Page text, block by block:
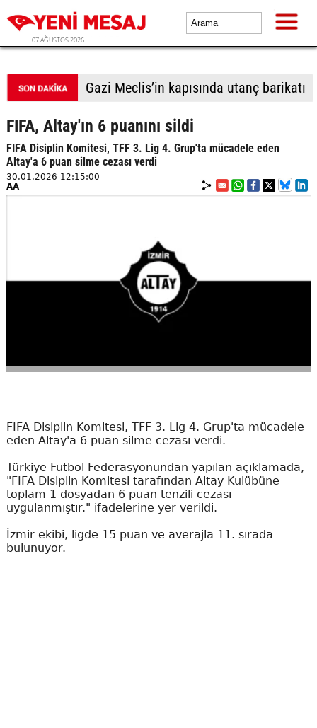
07 AĞUSTOS 2026
Güvenpark'ta direniş 25. günde
FIFA, Altay'ın 6 puanını sildi
FIFA Disiplin Komitesi, TFF 3. Lig 4. Grup'ta mücadele eden
Altay'a 6 puan silme cezası verdi
30.01.2026 12:15:00
AA
FIFA Disiplin Komitesi, TFF 3. Lig 4. Grup'ta mücadele
eden Altay'a 6 puan silme cezası verdi.
Türkiye Futbol Federasyonundan yapılan açıklamada,
"FIFA Disiplin Komitesi tarafından Altay Kulübüne
toplam 1 dosyadan 6 puan tenzili cezası
uygulanmıştır." ifadelerine yer verildi.
İzmir ekibi, ligde 15 puan ve averajla 11. sırada
bulunuyor.